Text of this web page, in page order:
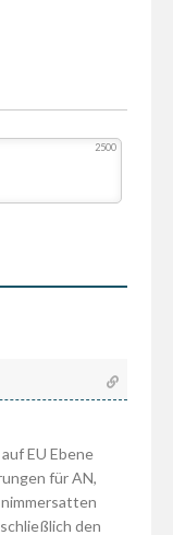
2500
EU Ebene
für AN,
den